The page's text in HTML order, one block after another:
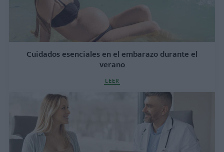
Cuidados esenciales en el embarazo durante el
verano
LEER